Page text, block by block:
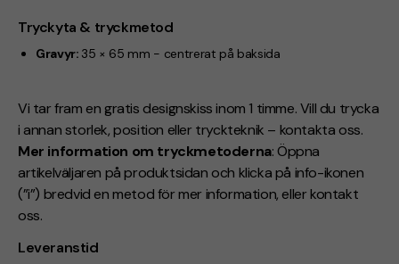
Tryckyta & tryckmetod
Gravyr: 35 × 65 mm - centrerat på baksida
Vi tar fram en gratis designskiss inom 1 timme. Vill du trycka
i annan storlek, position eller tryckteknik – kontakta oss.
Mer information om tryckmetoderna: Öppna
artikelväljaren på produktsidan och klicka på info-ikonen
(”i”) bredvid en metod för mer information, eller kontakt
oss.
Leveranstid